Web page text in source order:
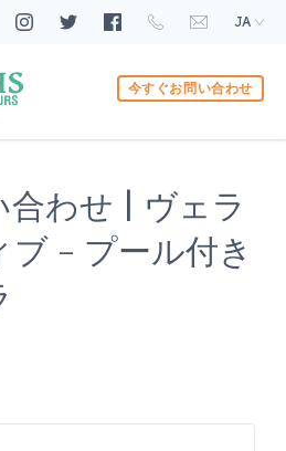
JA
今すぐお問い合わせ
わせ | ヴェラ
ブ - プール付き